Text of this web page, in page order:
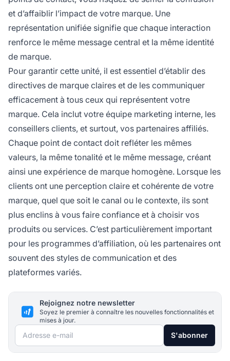
et d’affaiblir l’impact de votre marque. Une
représentation unifiée signifie que chaque interaction
renforce le même message central et la même identité
de marque.
Pour garantir cette unité, il est essentiel d’établir des
directives de marque claires et de les communiquer
efficacement à tous ceux qui représentent votre
marque. Cela inclut votre équipe marketing interne, les
conseillers clients, et surtout, vos partenaires affiliés.
Chaque point de contact doit refléter les mêmes
valeurs, la même tonalité et le même message, créant
ainsi une expérience de marque homogène. Lorsque les
clients ont une perception claire et cohérente de votre
marque, quel que soit le canal ou le contexte, ils sont
plus enclins à vous faire confiance et à choisir vos
produits ou services. C’est particulièrement important
pour les programmes d’affiliation, où les partenaires ont
souvent des styles de communication et des
plateformes variés.
Rejoignez notre newsletter
Soyez le premier à connaître les nouvelles fonctionnalités et
mises à jour.
Adresse e-mail S'abonner